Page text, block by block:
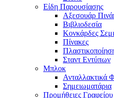
Είδη Παρουσίασης
Αξεσουάρ
Βιβλιοδεσία
Κονκάρδες
Πίνακες
Σταντ Εντύπων
Μπλοκ
Ανταλλακτικά
Σημειωματάρια
Προμήθειες Γραφείου